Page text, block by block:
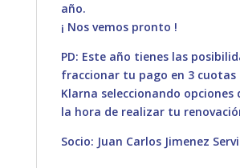
año.
¡ Nos vemos pronto !
PD: Este año tienes las
fraccionar tu pago en 3 cuotas
Klarna seleccionando opciones
la hora de realizar tu
Socio: Juan Carlos Jimenez